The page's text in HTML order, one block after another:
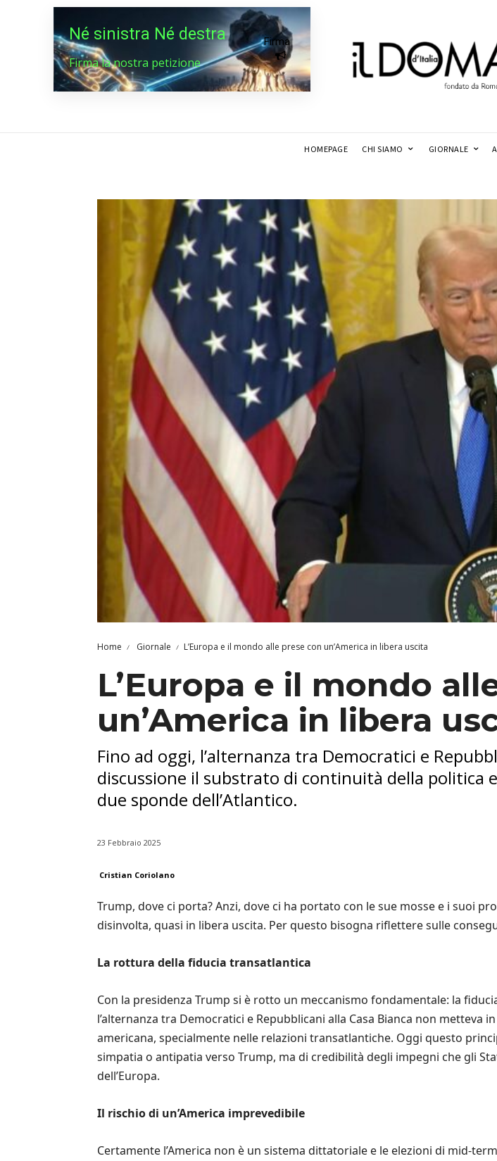
Né sinistra Né destra
Firma la nostra petizione
Firma
HOMEPAGE CHI SIAMO GIORNALE
Home Giornale L’Europa e il mondo alle prese con un’America in libera uscita
L’Europa e il mondo
un’America in libera
Fino ad oggi, l’alternanza tra Democratici e
discussione il substrato di continuità della politica
due sponde dell’Atlantico.
23 Febbraio 2025
Cristian Coriolano
Trump, dove ci porta? Anzi, dove ci ha portato con le sue mosse e i suoi
disinvolta, quasi in libera uscita. Per questo bisogna riflettere sulle
La rottura della fiducia transatlantica
Con la presidenza Trump si è rotto un meccanismo fondamentale: la
l’alternanza tra Democratici e Repubblicani alla Casa Bianca non
americana, specialmente nelle relazioni transatlantiche. Oggi questo
simpatia o antipatia verso Trump, ma di credibilità degli impegni che gli
dell’Europa.
Il rischio di un’America imprevedibile
Certamente l’America non è un sistema dittatoriale e le elezioni di mid-